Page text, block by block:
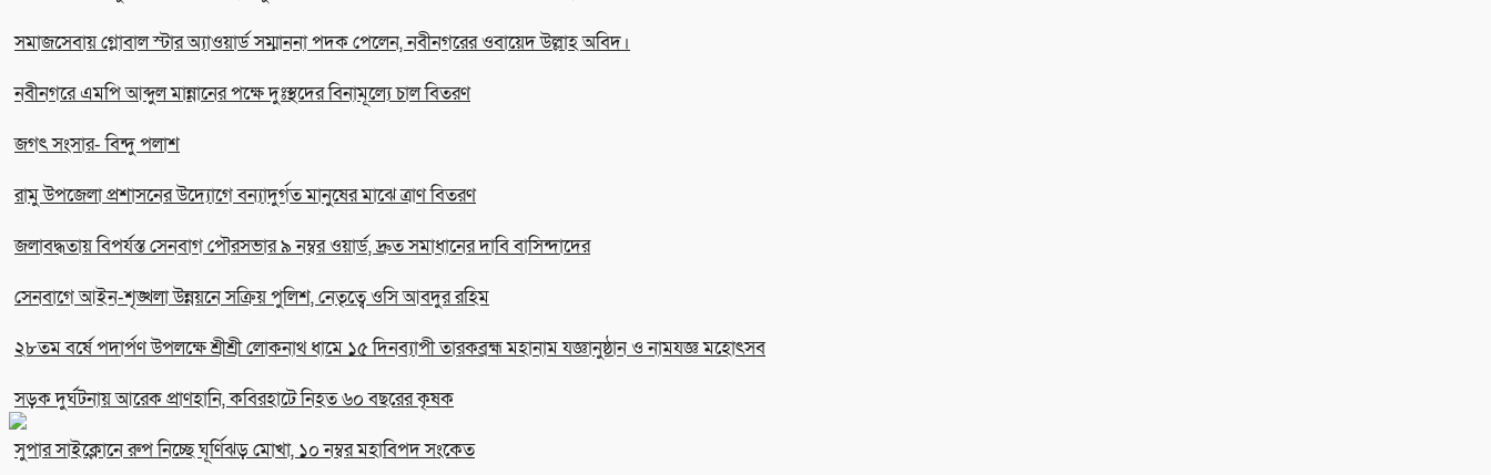
সমাজসেবায় গ্লোবাল স্টার অ্যাওয়ার্ড সম্মাননা পদক পেলেন, নবীনগরের ওবায়েদ উল্লাহ অবিদ।
নবীনগরে এমপি আব্দুল মান্নানের পক্ষে দুঃস্থদের বিনামূল্যে চাল বিতরণ
জগৎ সংসার- বিন্দু পলাশ
রামু উপজেলা প্রশাসনের উদ্যোগে বন্যাদুর্গত মানুষের মাঝে ত্রাণ বিতরণ
জলাবদ্ধতায় বিপর্যস্ত সেনবাগ পৌরসভার ৯ নম্বর ওয়ার্ড, দ্রুত সমাধানের দাবি বাসিন্দাদের
সেনবাগে আইন-শৃঙ্খলা উন্নয়নে সক্রিয় পুলিশ, নেতৃত্বে ওসি আবদুর রহিম
২৮তম বর্ষে পদার্পণ উপলক্ষে শ্রীশ্রী লোকনাথ ধামে ১৫ দিনব্যাপী তারকব্রহ্ম মহানাম যজ্ঞানুষ্ঠান ও নামযজ্ঞ মহোৎসব
সড়ক দুর্ঘটনায় আরেক প্রাণহানি, কবিরহাটে নিহত ৬০ বছরের কৃষক
সুপার সাইক্লোনে রুপ নিচ্ছে ঘূর্ণিঝড় মোখা, ১০ নম্বর মহাবিপদ সংকেত